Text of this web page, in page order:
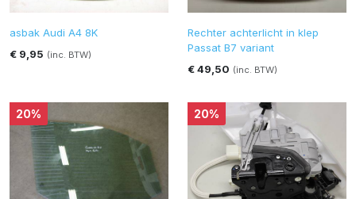
asbak Audi A4 8K
€ 9,95 (inc. BTW)
Rechter achterlicht in klep
Passat B7 variant
€ 49,50 (inc. BTW)
20% 20%